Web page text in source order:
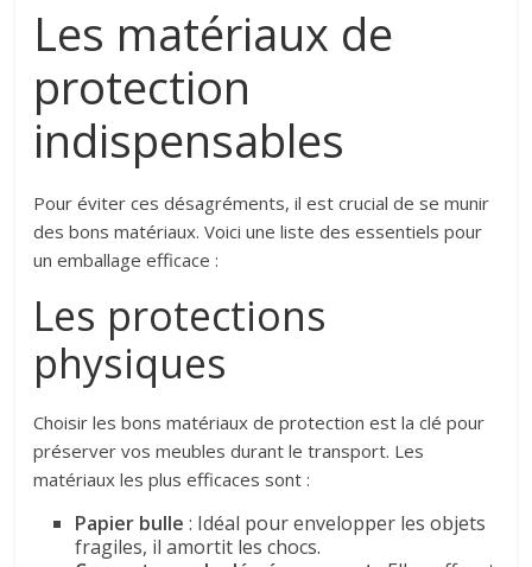
Les matériaux de
protection
indispensables
Pour éviter ces désagréments, il est crucial de se munir
des bons matériaux. Voici une liste des essentiels pour
un emballage efficace :
Les protections
physiques
Choisir les bons matériaux de protection est la clé pour
préserver vos meubles durant le transport. Les
matériaux les plus efficaces sont :
Papier bulle : Idéal pour envelopper les objets
fragiles, il amortit les chocs.